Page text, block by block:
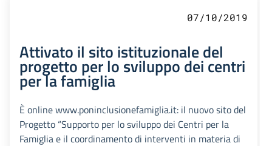
07/10/2019
Attivato il sito istituzionale del
progetto per lo sviluppo dei centri
per la famiglia
È online www.poninclusionefamiglia.it: il nuovo sito del
Progetto “Supporto per lo sviluppo dei Centri per la
Famiglia e il coordinamento di interventi in materia di